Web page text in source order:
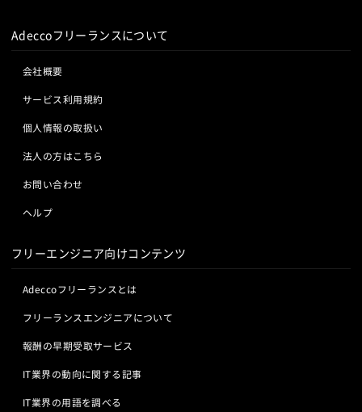
Adeccoフリーランスについて
会社概要
サービス利用規約
個人情報の取扱い
法人の方はこちら
お問い合わせ
ヘルプ
フリーエンジニア向けコンテンツ
Adeccoフリーランスとは
フリーランスエンジニアについて
報酬の早期受取サービス
IT業界の動向に関する記事
IT業界の用語を調べる